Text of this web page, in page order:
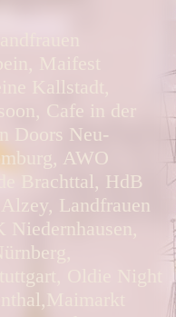
Maifest
Kallstadt,
Cafe in der
Doors Neu-
AWO
Brachttal, HdB
Landfrauen
Niedernhausen,
Oldie Night